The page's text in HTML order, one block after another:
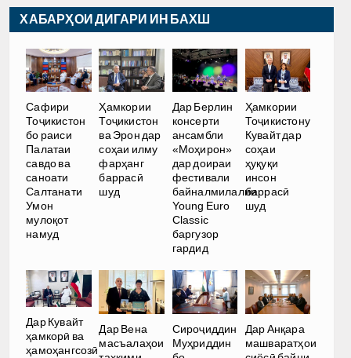
ХАБАРҲОИ ДИГАРИ ИН БАХШ
Сафири
Тоҷикистон
бо раиси
Палатаи
савдо ва
саноати
Салтанати
Умон
мулоқот
намуд
Ҳамкории
Тоҷикистон
ва Эрон дар
соҳаи илму
фарҳанг
баррасӣ
шуд
Дар Берлин
консерти
ансамбли
«Моҳирон»
дар доираи
фестивали
байналмилалии
Young Euro
Classic
баргузор
гардид
Ҳамкории
Тоҷикистону
Кувайт дар
соҳаи
ҳуқуқи
инсон
баррасӣ
шуд
Дар Кувайт
ҳамкорӣ ва
ҳамоҳангсозӣ
Дар Вена
масъалаҳои
Сироҷиддин
Муҳриддин
Дар Анқара
машваратҳои